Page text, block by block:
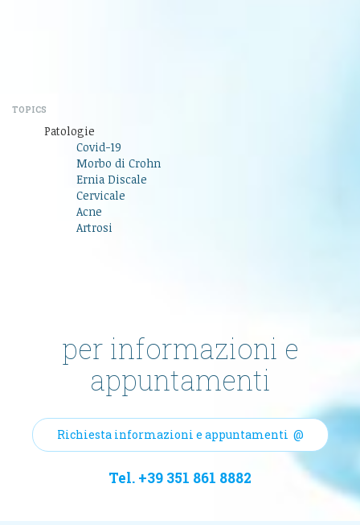
TOPICS
Patologie
Covid-19
Morbo di Crohn
Ernia Discale
Cervicale
Acne
Artrosi
per informazioni e
appuntamenti
Richiesta informazioni e appuntamenti @
Tel. +39 351 861 8882